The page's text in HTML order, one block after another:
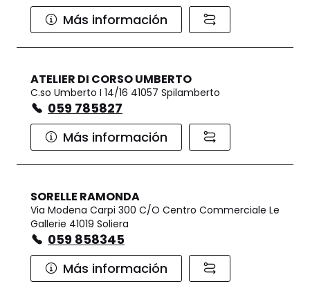
Más información
ATELIER DI CORSO UMBERTO
C.so Umberto I 14/16 41057 Spilamberto
059 785827
Más información
SORELLE RAMONDA
Via Modena Carpi 300 C/O Centro Commerciale Le
Gallerie 41019 Soliera
059 858345
Más información